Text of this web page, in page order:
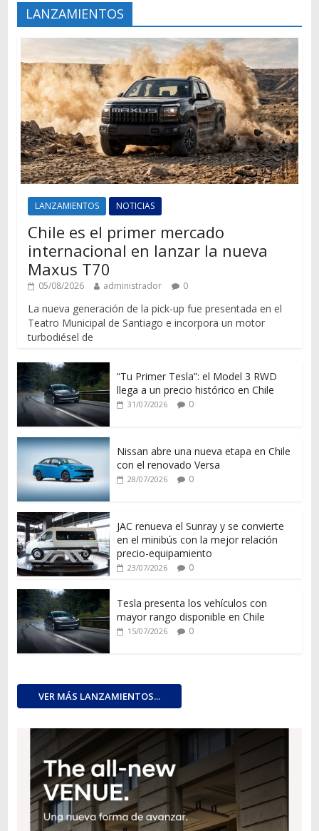
LANZAMIENTOS
LANZAMIENTOS NOTICIAS
Chile es el primer mercado
internacional en lanzar la nueva
Maxus T70
05/08/2026 administrador 0
La nueva generación de la pick-up fue presentada en el
Teatro Municipal de Santiago e incorpora un motor
turbodiésel de
“Tu Primer Tesla”: el Model 3 RWD
llega a un precio histórico en Chile
31/07/2026 0
Nissan abre una nueva etapa en Chile
con el renovado Versa
28/07/2026 0
JAC renueva el Sunray y se convierte
en el minibús con la mejor relación
precio-equipamiento
23/07/2026 0
Tesla presenta los vehículos con
mayor rango disponible en Chile
15/07/2026 0
VER MÁS LANZAMIENTOS...